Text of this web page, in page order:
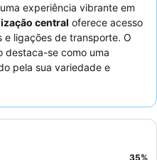
experiência vibrante em
central oferece acesso
ligações de transporte. O
destaca-se como uma
pela sua variedade e
melhorando a estadia
35%